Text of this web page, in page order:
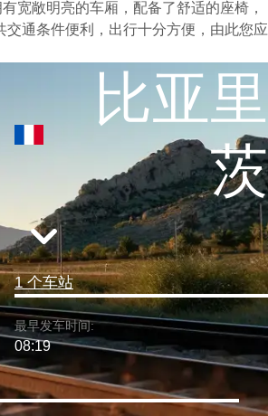
宽敞明亮的车厢，配备了舒适的座椅，
通条件便利，出行十分方便，由此您应
比亚里
茨
1 个车站
最早发车时间:
08:19